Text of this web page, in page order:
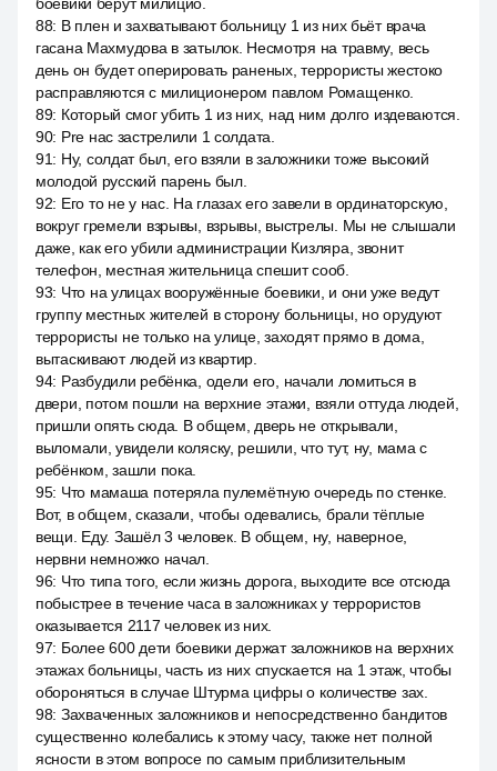
88: В плен и захватывают больницу 1 из них бьёт врача
гасана Махмудова в затылок. Несмотря на травму, весь
день он будет оперировать раненых, террористы жестоко
расправляются с милиционером павлом Ромащенко.
89: Который смог убить 1 из них, над ним долго издеваются.
90: Pre нас застрелили 1 солдата.
91: Ну, солдат был, его взяли в заложники тоже высокий
молодой русский парень был.
92: Его то не у нас. На глазах его завели в ординаторскую,
вокруг гремели взрывы, взрывы, выстрелы. Мы не слышали
даже, как его убили администрации Кизляра, звонит
телефон, местная жительница спешит сооб.
93: Что на улицах вооружённые боевики, и они уже ведут
группу местных жителей в сторону больницы, но орудуют
террористы не только на улице, заходят прямо в дома,
вытаскивают людей из квартир.
94: Разбудили ребёнка, одели его, начали ломиться в
двери, потом пошли на верхние этажи, взяли оттуда людей,
пришли опять сюда. В общем, дверь не открывали,
выломали, увидели коляску, решили, что тут, ну, мама с
ребёнком, зашли пока.
95: Что мамаша потеряла пулемётную очередь по стенке.
Вот, в общем, сказали, чтобы одевались, брали тёплые
вещи. Еду. Зашёл 3 человек. В общем, ну, наверное,
нервни немножко начал.
96: Что типа того, если жизнь дорога, выходите все отсюда
побыстрее в течение часа в заложниках у террористов
оказывается 2117 человек из них.
97: Более 600 дети боевики держат заложников на верхних
этажах больницы, часть из них спускается на 1 этаж, чтобы
обороняться в случае Штурма цифры о количестве зах.
98: Захваченных заложников и непосредственно бандитов
существенно колебались к этому часу, также нет полной
ясности в этом вопросе по самым приблизительным